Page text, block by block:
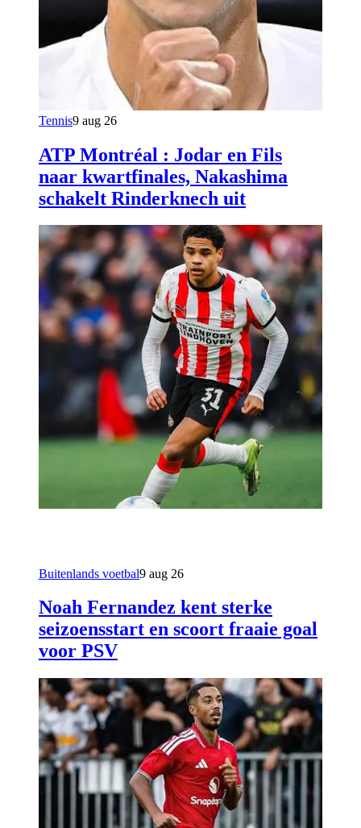
Tennis9 aug 26
ATP Montréal : Jodar en Fils
naar kwartfinales, Nakashima
schakelt Rinderknech uit
Buitenlands voetbal9 aug 26
Noah Fernandez kent sterke
seizoensstart en scoort fraaie goal
voor PSV